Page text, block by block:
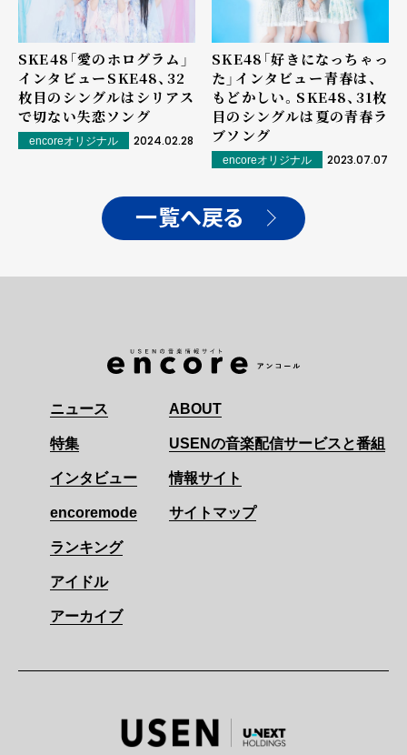
SKE48「愛のホログラム」
インタビュー――SKE48、32
枚目のシングルはシリアス
で切ない失恋ソング
encoreオリジナル 2024.02.28
SKE48「好きになっちゃっ
た」インタビュー――青春は、
もどかしい。SKE48、31枚
目のシングルは夏の青春ラ
ブソング
encoreオリジナル 2023.07.07
一覧へ戻る
ニュース
特集
インタビュー
encoremode
ランキング
アイドル
アーカイブ
ABOUT
USENの音楽配信サービスと番組
情報サイト
サイトマップ